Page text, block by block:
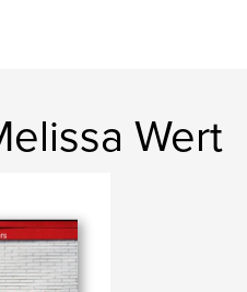
Wert